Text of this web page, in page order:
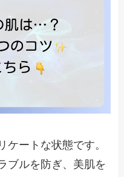
ケートな状態です。
ブルを防ぎ、美肌を